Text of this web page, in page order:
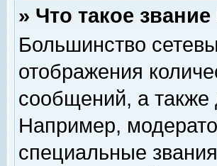
» Что такое
Большинство
отображения
сообщений, а также
Например,
специальные